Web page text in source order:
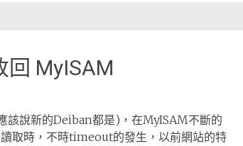
回 MyISAM
說新的Deiban都是)，在MyISAM不斷的
取時，不時timeout的發生，以前網站的特